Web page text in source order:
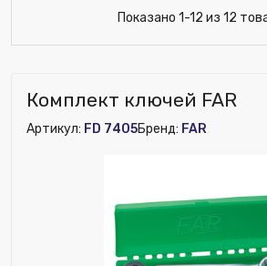
Показано 1-12 из 12
Комплект ключей FAR
Артикул: FD 7405Бренд: FAR